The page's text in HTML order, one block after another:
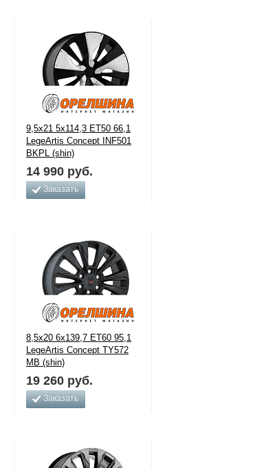
9,5x21 5x114,3 ET50 66,1
LegeArtis Concept INF501
BKPL (shin)
14 990 руб.
Заказать
8,5x20 6x139,7 ET60 95,1
LegeArtis Concept TY572
MB (shin)
19 260 руб.
Заказать